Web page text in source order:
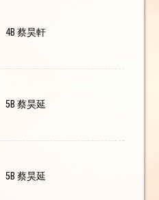
4B 蔡昊軒
5B 蔡昊延
5B 蔡昊延